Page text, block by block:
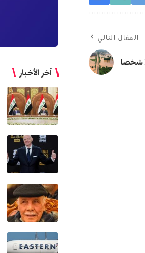
المقال التالي
آخر الأخبار